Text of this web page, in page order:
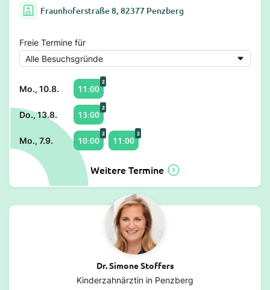
Fraunhoferstraße 8, 82377 Penzberg
Freie Termine für
Mo., 10.8. 11:00
2
Do., 13.8. 13:00
2
Mo., 7.9. 10:00
2
11:00
2
Weitere Termine
Dr. Simone Stoffers
Kinderzahnärztin in Penzberg